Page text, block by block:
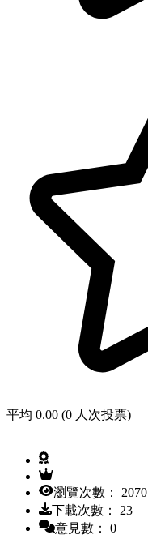
平均 0.00 (0 人次投票)
瀏覽次數： 2070
下載次數： 23
意見數： 0